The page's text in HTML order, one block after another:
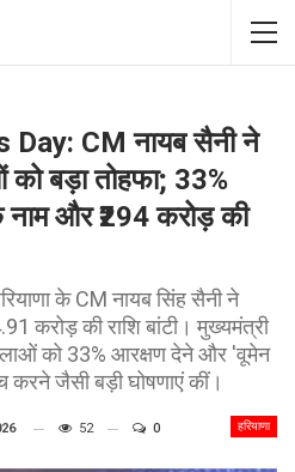
Day: CM नायब सैनी ने
को बड़ा तोहफा; 33%
नाम और ₹294 करोड़ की
के CM नायब सिंह सैनी ने
करोड़ की राशि बांटी। मुख्यमंत्री
को 33% आरक्षण देने और 'वूमेन
करने जैसी बड़ी घोषणाएं कीं।
हरियाणा
52 0